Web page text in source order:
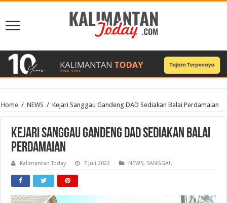
Home / NEWS / Kejari Sanggau Gandeng DAD Sediakan Balai Perdamaian
Kejari Sanggau Gandeng DAD Sediakan Balai
Perdamaian
Kalimantan Today 7 Juli 2022 NEWS, SANGGAU